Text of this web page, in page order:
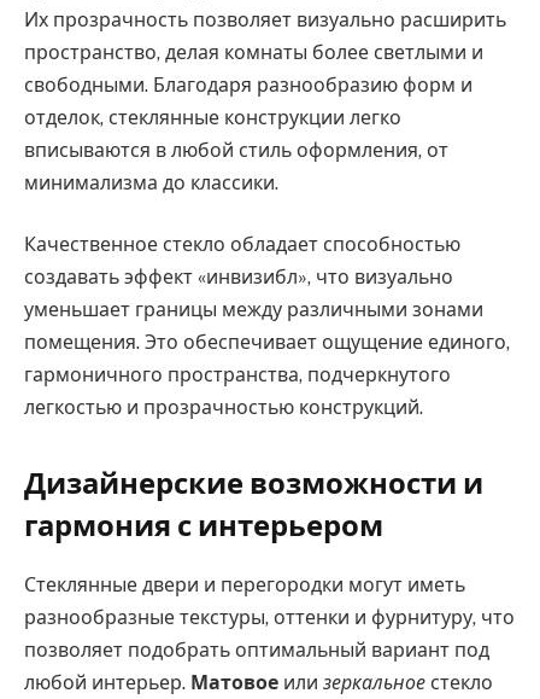
Их прозрачность позволяет визуально расширить
пространство, делая комнаты более светлыми и
свободными. Благодаря разнообразию форм и
отделок, стеклянные конструкции легко
вписываются в любой стиль оформления, от
минимализма до классики.
Качественное стекло обладает способностью
создавать эффект «инвизибл», что визуально
уменьшает границы между различными зонами
помещения. Это обеспечивает ощущение единого,
гармоничного пространства, подчеркнутого
легкостью и прозрачностью конструкций.
Дизайнерские возможности и
гармония с интерьером
Стеклянные двери и перегородки могут иметь
разнообразные текстуры, оттенки и фурнитуру, что
позволяет подобрать оптимальный вариант под
любой интерьер. Матовое или зеркальное стекло